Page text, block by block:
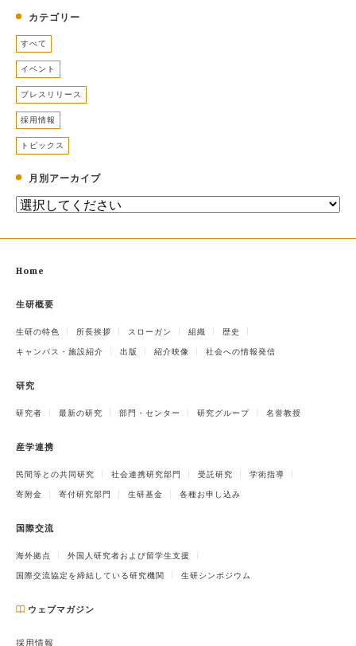
カテゴリー
すべて
イベント
プレスリリース
採用情報
トピックス
月別アーカイブ
Home
生研概要
生研の特色 所長挨拶 スローガン 組織 歴史
キャンパス・施設紹介 出版 紹介映像 社会への情報発信
研究
研究者 最新の研究 部門・センター 研究グループ 名誉教授
産学連携
民間等との共同研究 社会連携研究部門 受託研究 学術指導
寄附金 寄付研究部門 生研基金 各種お申し込み
国際交流
海外拠点 外国人研究者および留学生支援
国際交流協定を締結している研究機関 生研シンポジウム
ウェブマガジン
採用情報